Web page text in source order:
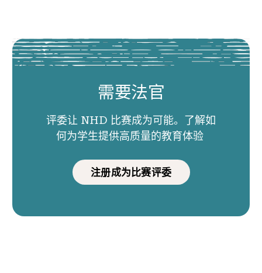
需要法官
评委让 NHD 比赛成为可能。了解如
何为学生提供高质量的教育体验
注册成为比赛评委